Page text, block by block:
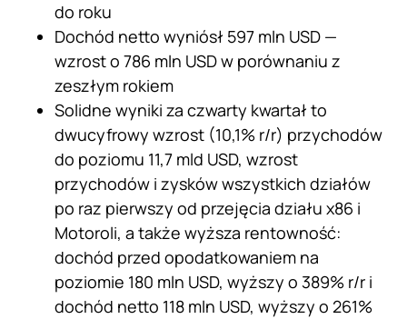
do roku
Dochód netto wyniósł 597 mln USD —
wzrost o 786 mln USD w porównaniu z
zeszłym rokiem
Solidne wyniki za czwarty kwartał to
dwucyfrowy wzrost (10,1% r/r) przychodów
do poziomu 11,7 mld USD, wzrost
przychodów i zysków wszystkich działów
po raz pierwszy od przejęcia działu x86 i
Motoroli, a także wyższa rentowność:
dochód przed opodatkowaniem na
poziomie 180 mln USD, wyższy o 389% r/r i
dochód netto 118 mln USD, wyższy o 261%